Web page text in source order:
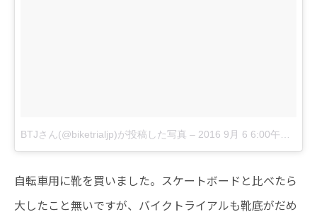
BTJさん(@biketrialjp)が投稿した写真 – 2016 9月 6 6:00午後 PDT
自転車用に靴を買いました。スケートボードと比べたら
大したこと無いですが、バイクトライアルも靴底がだめ